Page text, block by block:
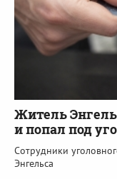
Житель
и попал под
Сотрудники
Энгельса